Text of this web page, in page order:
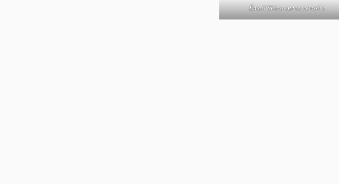
Émail Shino sur terre noire